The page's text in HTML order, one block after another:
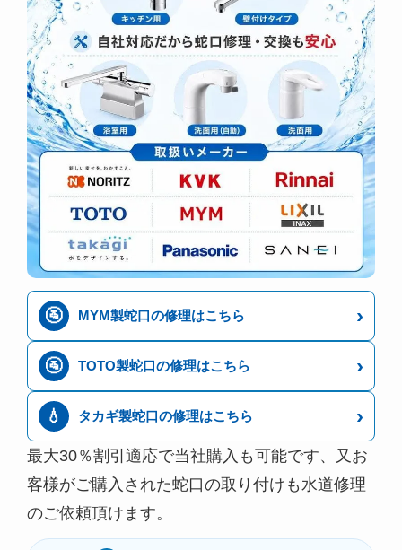
🚰 MYM製蛇口の修理はこちら ›
🚰 TOTO製蛇口の修理はこちら ›
💧 タカギ製蛇口の修理はこちら ›
最大30％割引適応で当社購入も可能です、又お
客様がご購入された蛇口の取り付けも水道修理
のご依頼頂けます。